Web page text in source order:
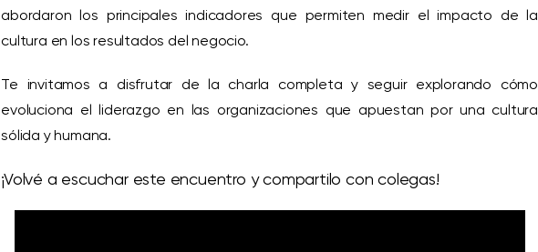
abordaron los principales indicadores que permiten medir el impacto de la
cultura en los resultados del negocio.
Te invitamos a disfrutar de la charla completa y seguir explorando cómo
evoluciona el liderazgo en las organizaciones que apuestan por una cultura
sólida y humana.
¡Volvé a escuchar este encuentro y compartilo con colegas!